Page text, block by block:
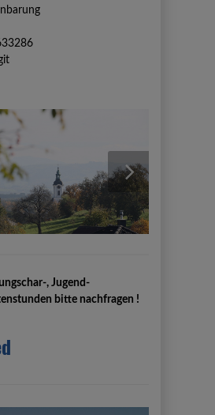
next
, Jugend-
bitte nachfragen !